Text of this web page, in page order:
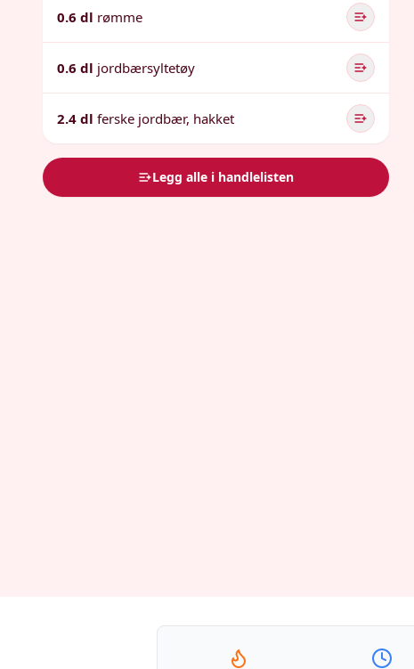
0.6 dl rømme
0.6 dl jordbærsyltetøy
2.4 dl ferske jordbær, hakket
Legg alle i handlelisten